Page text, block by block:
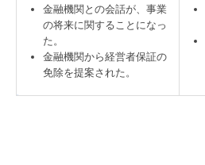
金融機関との会話が、事業
の将来に関することになっ
た。
金融機関から経営者保証の
免除を提案された。